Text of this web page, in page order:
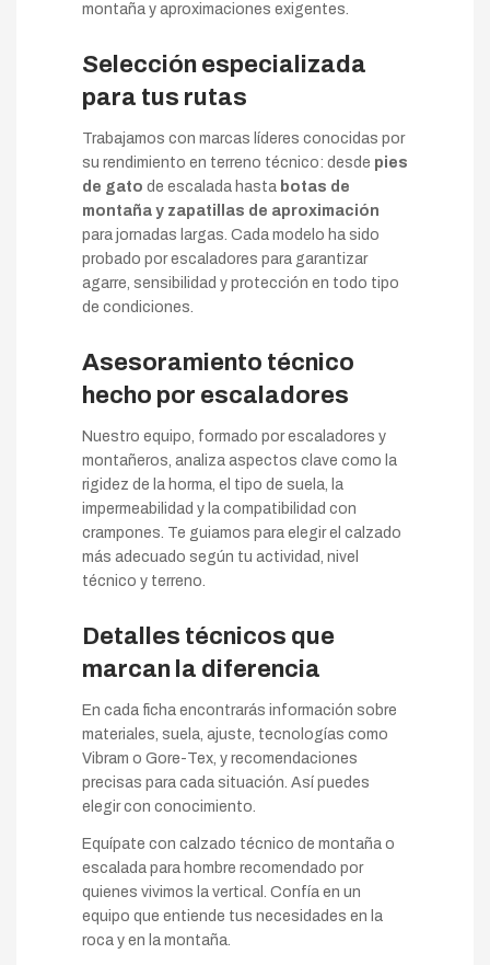
montaña y aproximaciones exigentes.
Selección especializada
para tus rutas
Trabajamos con marcas líderes conocidas por
su rendimiento en terreno técnico: desde pies
de gato de escalada hasta botas de
montaña y zapatillas de aproximación
para jornadas largas. Cada modelo ha sido
probado por escaladores para garantizar
agarre, sensibilidad y protección en todo tipo
de condiciones.
Asesoramiento técnico
hecho por escaladores
Nuestro equipo, formado por escaladores y
montañeros, analiza aspectos clave como la
rigidez de la horma, el tipo de suela, la
impermeabilidad y la compatibilidad con
crampones. Te guiamos para elegir el calzado
más adecuado según tu actividad, nivel
técnico y terreno.
Detalles técnicos que
marcan la diferencia
En cada ficha encontrarás información sobre
materiales, suela, ajuste, tecnologías como
Vibram o Gore-Tex, y recomendaciones
precisas para cada situación. Así puedes
elegir con conocimiento.
Equípate con calzado técnico de montaña o
escalada para hombre recomendado por
quienes vivimos la vertical. Confía en un
equipo que entiende tus necesidades en la
roca y en la montaña.